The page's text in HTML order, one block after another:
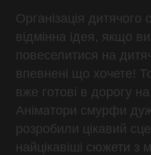
Організація дитячого
відмінна ідея, якщо
повеселитися на
впевнені що хочете!
вже готові в дорогу
Аніматори смурфи
розробили цікавий
найцікавіші сюжети з